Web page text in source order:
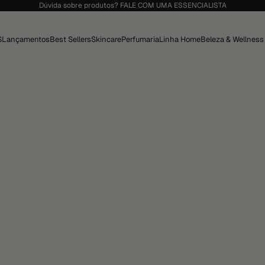
Dúvida sobre produtos? FALE COM UMA ESSENCIALISTA
LançamentosBest SellersSkincarePerfumariaLinha HomeBeleza & Wellness